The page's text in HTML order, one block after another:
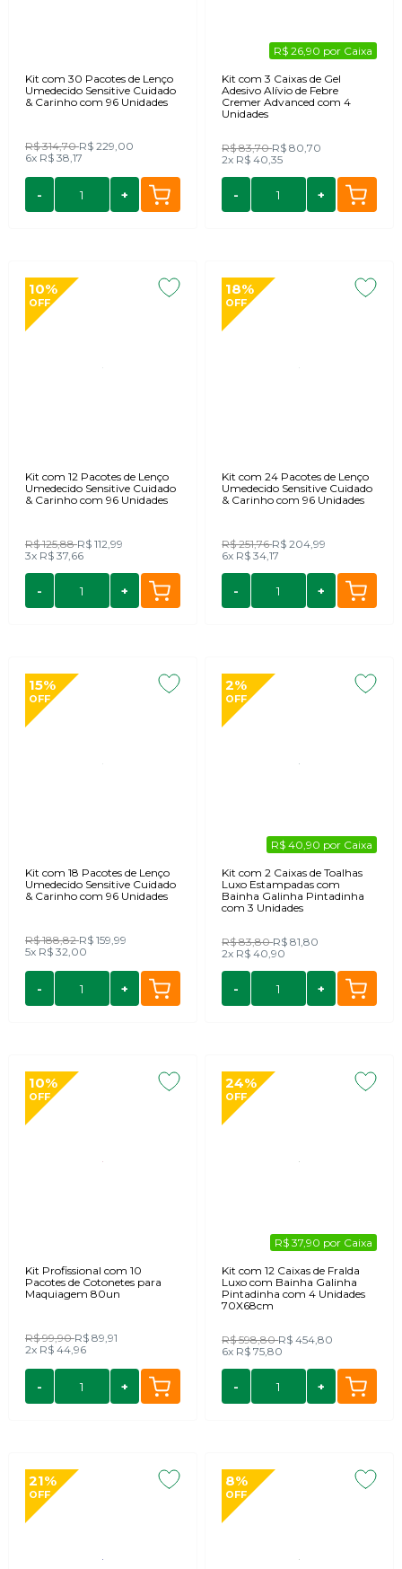
Kit com 30 Pacotes de Lenço
Umedecido Sensitive Cuidado
& Carinho com 96 Unidades
R$ 314,70R$ 229,00
6x R$ 38,17
- +
R$ 26,90 por Caixa
Kit com 3 Caixas de Gel
Adesivo Alívio de Febre
Cremer Advanced com 4
Unidades
R$ 83,70R$ 80,70
2x R$ 40,35
- +
10%
OFF
Kit com 12 Pacotes de Lenço
Umedecido Sensitive Cuidado
& Carinho com 96 Unidades
R$ 125,88R$ 112,99
3x R$ 37,66
- +
18%
OFF
Kit com 24 Pacotes de Lenço
Umedecido Sensitive Cuidado
& Carinho com 96 Unidades
R$ 251,76R$ 204,99
6x R$ 34,17
- +
15%
OFF
Kit com 18 Pacotes de Lenço
Umedecido Sensitive Cuidado
& Carinho com 96 Unidades
R$ 188,82R$ 159,99
5x R$ 32,00
- +
2%
OFF
R$ 40,90 por Caixa
Kit com 2 Caixas de Toalhas
Luxo Estampadas com
Bainha Galinha Pintadinha
com 3 Unidades
R$ 83,80R$ 81,80
2x R$ 40,90
- +
10%
OFF
Kit Profissional com 10
Pacotes de Cotonetes para
Maquiagem 80un
R$ 99,90R$ 89,91
2x R$ 44,96
- +
24%
OFF
R$ 37,90 por Caixa
Kit com 12 Caixas de Fralda
Luxo com Bainha Galinha
Pintadinha com 4 Unidades
70X68cm
R$ 598,80R$ 454,80
6x R$ 75,80
- +
21%
OFF
8%
OFF